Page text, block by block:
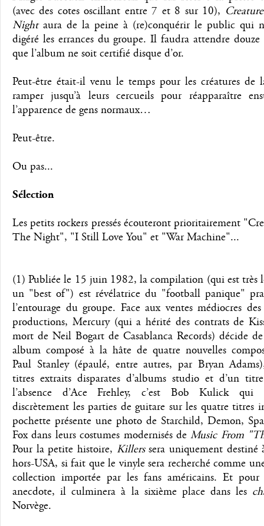
(avec des cotes oscillant entre 7 et 8 sur 10),
Nightaura de la peine à (re)conquérir le public qui
digéré les errances du groupe. Il faudra attendre douze
que l’album ne soit certifié disque d’or.
Peut-être était-il venu le temps pour les créatures de
ramper jusqu’à leurs cercueils pour réapparaître
l’apparence de gens normaux…
Peut-être.
Ou pas...
Sélection
Les petits rockers pressés écouteront prioritairement
The Night", "I Still Love You" et "War Machine"...
(1) Publiée le 15 juin 1982, la compilation (qui est très
un "best of") est révélatrice du "football panique"
l’entourage du groupe. Face aux ventes médiocres
productions, Mercury (qui a hérité des contrats de
mort de Neil Bogart de Casablanca Records) décide
album composé à la hâte de quatre nouvelles
Paul Stanley (épaulé, entre autres, par Bryan
titres extraits disparates d’albums studio et d’un
l’absence d’Ace Frehley, c’est Bob Kulick qui
discrètement les parties de guitare sur les quatre titres
pochette présente une photo de Starchild, Demon,
Fox dans leurs costumes modernisés deMusic From
Pour la petite histoire, Killerssera uniquement destiné
hors-USA, si fait que le vinyle sera recherché comme
collection importée par les fans américains. Et pour
anecdote, il culminera à la sixième place dans les
Norvège.